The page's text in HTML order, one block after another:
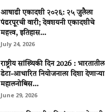
आषाढी एकादशी २०२६: २५ जुलैला
पंढरपूरची वारी; देवशयनी एकादशीचे
महत्त्व, इतिहास...
July 24, 2026
राष्ट्रीय सांख्यिकी दिन 2026 : भारतातील
डेटा-आधारित नियोजनाला दिशा देणाऱ्या
महालनोबिस...
June 29, 2026